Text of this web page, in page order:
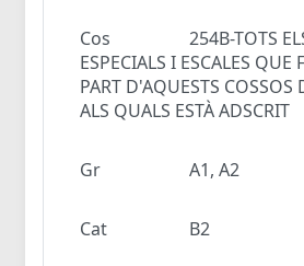
Cos
254B-TOTS
ESPECIALS I ESCALES QUE
PART D'AQUESTS COSSOS
ALS QUALS ESTÀ ADSCRIT
Gr A1, A2
Cat B2